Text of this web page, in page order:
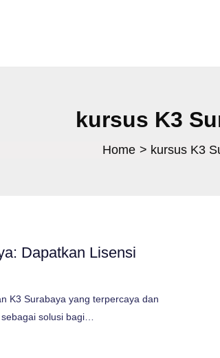
kursus K3
Home kursus K3
Dapatkan Lisensi
K3 Surabaya yang terpercaya dan
solusi bagi…